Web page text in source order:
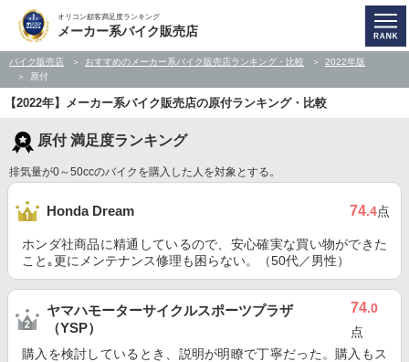
オリコン顧客満足度ランキング
メーカー系バイク販売店
バイク販売店 おすすめのメーカー系バイク販売店ランキング・比較
2022年版
原付
【2022年】メーカー系バイク販売店の原付ランキング・比較
原付 満足度ランキング
排気量が0～50ccのバイクを購入した人を対象とする。
Honda Dream 74.4点
ホンダ社商品に精通しているので、安心確実な買い物ができた
こと｡更にメンテナンス修理も困らない。（50代／男性）
ヤマハモーターサイクルスポーツプラザ
（YSP）
74.0
点
購入を検討しているとき、説明が明瞭で丁寧だった。購入もス